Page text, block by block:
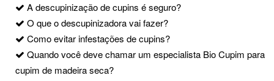
A descupinização de cupins é seguro?
O que o descupinizadora vai fazer?
Como evitar infestações de cupins?
Quando você deve chamar um especialista Bio Cupim para
cupim de madeira seca?